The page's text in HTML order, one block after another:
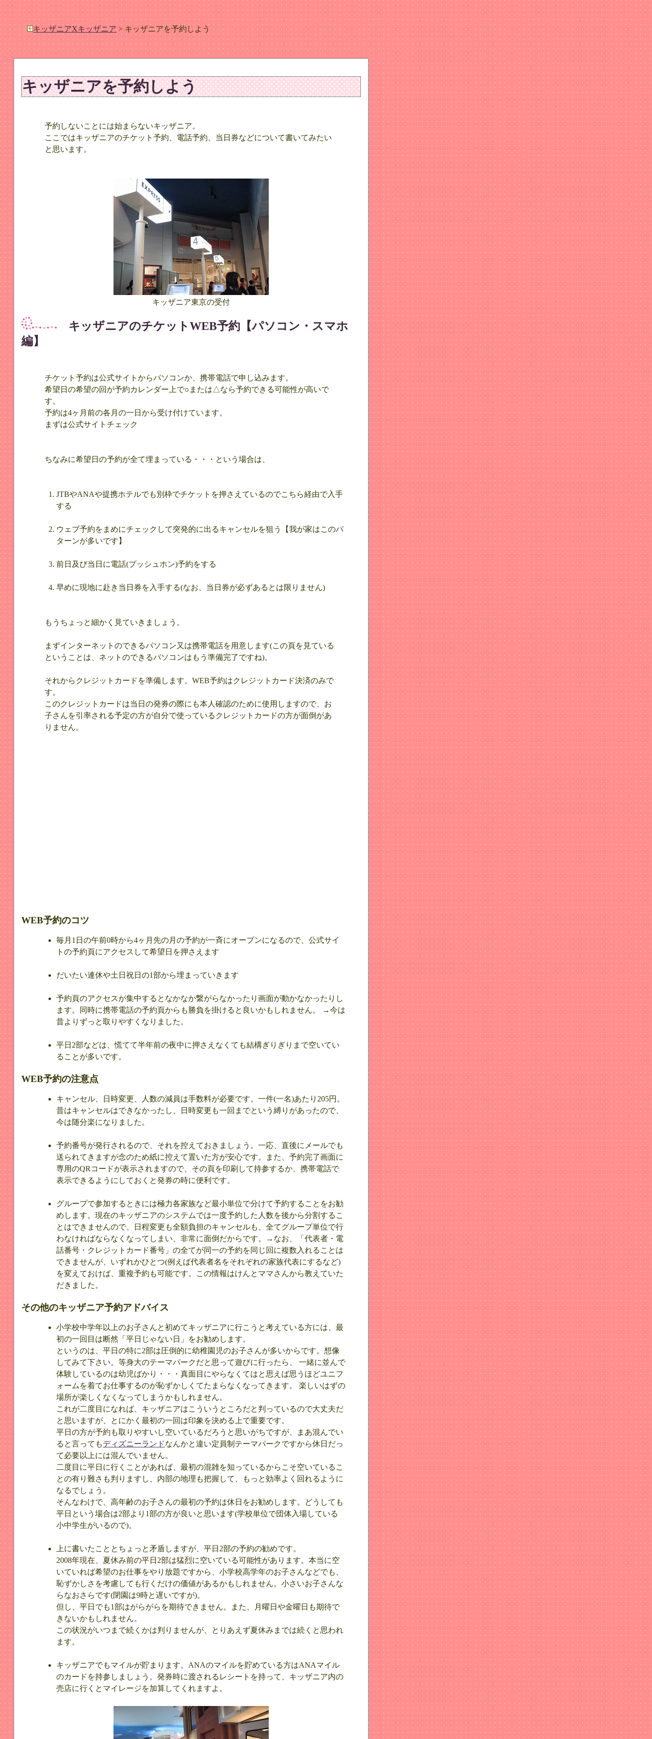
キッザニアXキッザニア> キッザニアを予約しよう
キッザニアを予約しよう
予約しないことには始まらないキッザニア。
ここではキッザニアのチケット予約、電話予約、当日券などについて書いてみたい
と思います。
キッザニア東京の受付
キッザニアのチケットWEB予約【パソコン・スマホ
編】
チケット予約は公式サイトからパソコンか、携帯電話で申し込みます。
希望日の希望の回が予約カレンダー上で○または△なら予約できる可能性が高いで
す。
予約は4ヶ月前の各月の一日から受け付けています。
まずは公式サイトチェック
ちなみに希望日の予約が全て埋まっている・・・という場合は、
JTBやANAや提携ホテルでも別枠でチケットを押さえているのでこちら経由で入手
する
ウェブ予約をまめにチェックして突発的に出るキャンセルを狙う【我が家はこのパ
ターンが多いです】
前日及び当日に電話(プッシュホン)予約をする
早めに現地に赴き当日券を入手する(なお、当日券が必ずあるとは限りません)
もうちょっと細かく見ていきましょう。
まずインターネットのできるパソコン又は携帯電話を用意します(この頁を見ている
ということは、ネットのできるパソコンはもう準備完了ですね)。
それからクレジットカードを準備します。WEB予約はクレジットカード決済のみで
す。
このクレジットカードは当日の発券の際にも本人確認のために使用しますので、お
子さんを引率される予定の方が自分で使っているクレジットカードの方が面倒があ
りません。
WEB予約のコツ
毎月1日の午前0時から4ヶ月先の月の予約が一斉にオープンになるので、公式サイ
トの予約頁にアクセスして希望日を押さえます
だいたい連休や土日祝日の1部から埋まっていきます
予約頁のアクセスが集中するとなかなか繋がらなかったり画面が動かなかったりし
ます。同時に携帯電話の予約頁からも勝負を掛けると良いかもしれません。 →今は
昔よりずっと取りやすくなりました。
平日2部などは、慌てて半年前の夜中に押さえなくても結構ぎりぎりまで空いてい
ることが多いです。
WEB予約の注意点
キャンセル、日時変更、人数の減員は手数料が必要です。一件(一名)あたり205円。
昔はキャンセルはできなかったし、日時変更も一回までという縛りがあったので、
今は随分楽になりました。
予約番号が発行されるので、それを控えておきましょう。一応、直後にメールでも
送られてきますが念のため紙に控えて置いた方が安心です。また、予約完了画面に
専用のQRコードが表示されますので、その頁を印刷して持参するか、携帯電話で
表示できるようにしておくと発券の時に便利です。
グループで参加するときには極力各家族など最小単位で分けて予約することをお勧
めします。現在のキッザニアのシステムでは一度予約した人数を後から分割するこ
とはできませんので、日程変更も全額負担のキャンセルも、全てグループ単位で行
わなければならなくなってしまい、非常に面倒だからです。→なお、「代表者・電
話番号・クレジットカード番号」の全てが同一の予約を同じ回に複数入れることは
できませんが、いずれかひとつ(例えば代表者名をそれぞれの家族代表にするなど)
を変えておけば、重複予約も可能です。この情報はけんとママさんから教えていた
だきました。
その他のキッザニア予約アドバイス
小学校中学年以上のお子さんと初めてキッザニアに行こうと考えている方には、最
初の一回目は断然「平日じゃない日」をお勧めします。
というのは、平日の特に2部は圧倒的に幼稚園児のお子さんが多いからです。想像
してみて下さい。等身大のテーマパークだと思って遊びに行ったら、 一緒に並んで
体験しているのは幼児ばかり・・・真面目にやらなくてはと思えば思うほどユニフ
ォームを着てお仕事するのが恥ずかしくてたまらなくなってきます。 楽しいはずの
場所が楽しくなくなってしまうかもしれません。
これが二度目になれば、キッザニアはこういうところだと判っているので大丈夫だ
と思いますが、とにかく最初の一回は印象を決める上で重要です。
平日の方が予約も取りやすいし空いているだろうと思いがちですが、まあ混んでい
ると言ってもディズニーランドなんかと違い定員制テーマパークですから休日だっ
て必要以上には混んでいません。
二度目に平日に行くことがあれば、最初の混雑を知っているからこそ空いているこ
との有り難さも判りますし、内部の地理も把握して、もっと効率よく回れるように
なるでしょう。
そんなわけで、高年齢のお子さんの最初の予約は休日をお勧めします。どうしても
平日という場合は2部より1部の方が良いと思います(学校単位で団体入場している
小中学生がいるので)。
上に書いたこととちょっと矛盾しますが、平日2部の予約の勧めです。
2008年現在、夏休み前の平日2部は猛烈に空いている可能性があります。本当に空
いていれば希望のお仕事をやり放題ですから、小学校高学年のお子さんなどでも、
恥ずかしさを考慮しても行くだけの価値があるかもしれません。小さいお子さんな
らなおさらです(閉園は9時と遅いですが)。
但し、平日でも1部はがらがらを期待できません。また、月曜日や金曜日も期待で
きないかもしれません。
この状況がいつまで続くかは判りませんが、とりあえず夏休みまでは続くと思われ
ます。
キッザニアでもマイルが貯まります。ANAのマイルを貯めている方はANAマイル
のカードを持参しましょう。発券時に渡されるレシートを持って、キッザニア内の
売店に行くとマイレージを加算してくれますよ。